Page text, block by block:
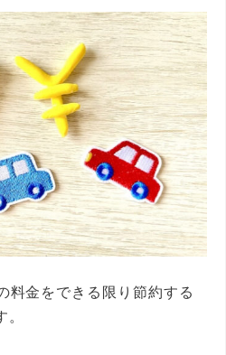
料金をできる限り節約する